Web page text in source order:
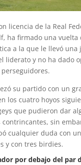
licencia de la Real
ha firmado una vuelta
a la que le llevó una
liderato y no ha dado
su partido con un
los cuatro hoyos
que pudieron dar
contrincantes, sin
cualquier duda con
y con tres birdies.
por debajo del par